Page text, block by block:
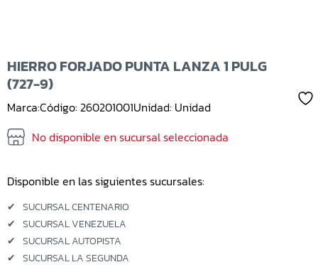
Sucursal Kilo 5
HIERRO FORJADO PUNTA LANZA 1 PULG
(727-9)
Marca:Código: 260201001Unidad: Unidad
No disponible en sucursal seleccionada
Disponible en las siguientes sucursales:
✔ SUCURSAL CENTENARIO
✔ SUCURSAL VENEZUELA
✔ SUCURSAL AUTOPISTA
✔ SUCURSAL LA SEGUNDA